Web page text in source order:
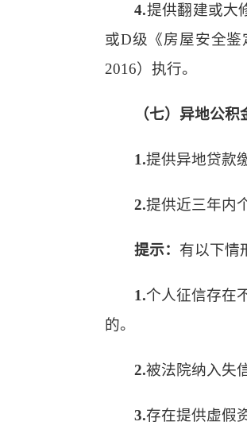
4.提供翻建或大
或D级《房屋安全
2016）执行。
（七）异地公积
1.提供异地贷款
2.提供近三年内
提示： 有以下情
1.个人征信存在
的。
2.被法院纳入失
3.存在提供虚假